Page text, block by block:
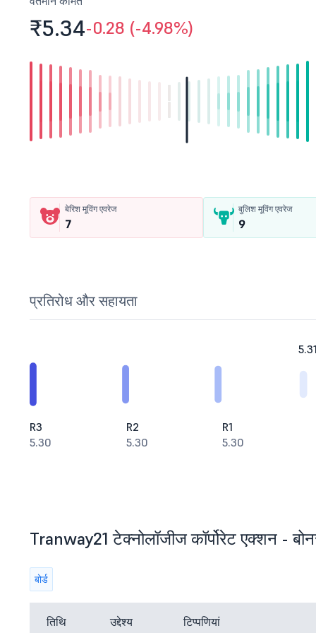
₹5.34-0.28 (-4.98%)
बेरिश मूविंग एवरेज
7
बुलिश मूविंग एवरेज
9
प्रतिरोध और सहायता
5.31
R3
5.30
R2
5.30
R1
5.30
Tranway21 टेक्नोलॉजीज कॉर्पोरेट एक्शन -
बोर्ड
तिथि उद्देश्य टिप्पणियां